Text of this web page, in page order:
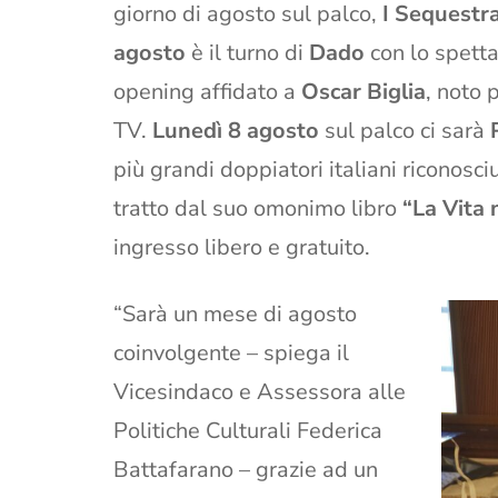
giorno di agosto sul palco, I
agosto è il turno di Dado con lo
opening affidato a Oscar Biglia, noto
TV. Lunedì 8 agosto sul palco ci sarà
più grandi doppiatori italiani
tratto dal suo omonimo libro “La Vita
ingresso libero e gratuito.
“Sarà un mese di agosto
coinvolgente – spiega il
Vicesindaco e Assessora alle
Politiche Culturali Federica
Battafarano – grazie ad un